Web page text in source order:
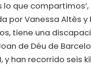
lo que
por Vanessa Altès y
tiene una
de Déu de
y han recorrido seis